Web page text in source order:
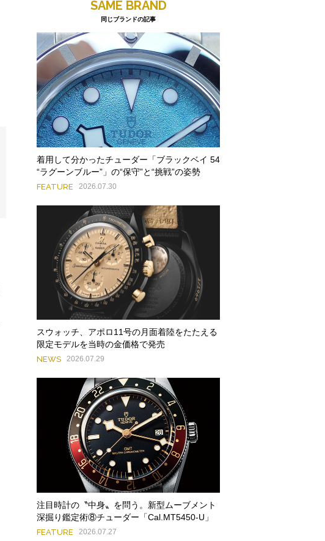
SAME BRAND
同じブランドの記事
着用して分かったチューダー「ブラックベイ 54
“ラグーンブルー”」の“保守”と“挑戦”の姿勢
FEATURE 2026.07.30
スウォッチ、アポロ11号の月面着陸をたたえる
限定モデルを当時の金価格で発売
NEWS 2026.07.29
注目時計の〝中身〟を問う。新型ムーブメント
深掘り鑑定術⑧チューダー「Cal.MT5450-U」
FEATURE 2026.07.27